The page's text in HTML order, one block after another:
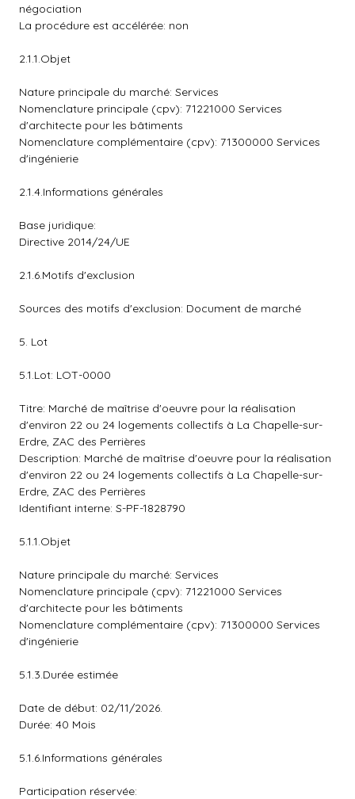
négociation
La procédure est accélérée: non
2.1.1.Objet
Nature principale du marché: Services
Nomenclature principale (cpv): 71221000 Services
d'architecte pour les bâtiments
Nomenclature complémentaire (cpv): 71300000 Services
d'ingénierie
2.1.4.Informations générales
Base juridique:
Directive 2014/24/UE
2.1.6.Motifs d'exclusion
Sources des motifs d'exclusion: Document de marché
5. Lot
5.1.Lot: LOT-0000
Titre: Marché de maîtrise d'oeuvre pour la réalisation
d'environ 22 ou 24 logements collectifs à La Chapelle-sur-
Erdre, ZAC des Perrières
Description: Marché de maîtrise d'oeuvre pour la réalisation
d'environ 22 ou 24 logements collectifs à La Chapelle-sur-
Erdre, ZAC des Perrières
Identifiant interne: S-PF-1828790
5.1.1.Objet
Nature principale du marché: Services
Nomenclature principale (cpv): 71221000 Services
d'architecte pour les bâtiments
Nomenclature complémentaire (cpv): 71300000 Services
d'ingénierie
5.1.3.Durée estimée
Date de début: 02/11/2026.
Durée: 40 Mois
5.1.6.Informations générales
Participation réservée: